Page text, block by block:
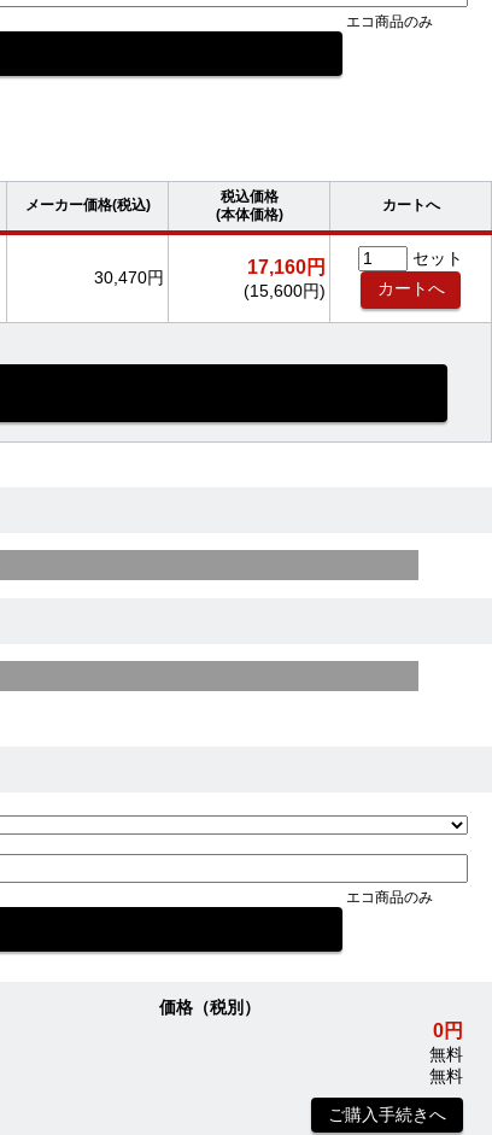
エコ商品のみ
メーカー価格(税込)
税込価格
(本体価格)
カートへ
30,470円
17,160円
(15,600円)
セット
エコ商品のみ
価格（税別）
0円
無料
無料
ご購入手続きへ